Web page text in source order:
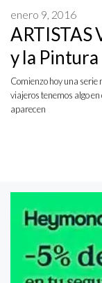
ARTISTAS
y la Pintura
enero 9, 2016
Comienzo hoy una serie
viajeros tenemos algo
aparecen